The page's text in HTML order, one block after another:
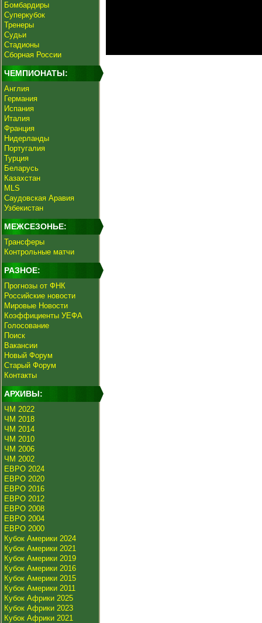
Бомбардиры
Суперкубок
Тренеры
Судьи
Стадионы
Сборная России
ЧЕМПИОНАТЫ:
Англия
Германия
Испания
Италия
Франция
Нидерланды
Португалия
Турция
Беларусь
Казахстан
MLS
Саудовская Аравия
Узбекистан
МЕЖСЕЗОНЬЕ:
Трансферы
Контрольные матчи
РАЗНОЕ:
Прогнозы от ФНК
Российские новости
Мировые Новости
Коэффициенты УЕФА
Голосование
Поиск
Вакансии
Новый Форум
Старый Форум
Контакты
АРХИВЫ:
ЧМ 2022
ЧМ 2018
ЧМ 2014
ЧМ 2010
ЧМ 2006
ЧМ 2002
ЕВРО 2024
ЕВРО 2020
ЕВРО 2016
ЕВРО 2012
ЕВРО 2008
ЕВРО 2004
ЕВРО 2000
Кубок Америки 2024
Кубок Америки 2021
Кубок Америки 2019
Кубок Америки 2016
Кубок Америки 2015
Кубок Америки 2011
Кубок Африки 2025
Кубок Африки 2023
Кубок Африки 2021